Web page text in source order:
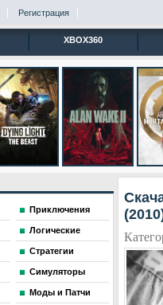
Регистрация
XBOX360
Приключения
Логические
Стратегии
Симуляторы
Моды и Патчи